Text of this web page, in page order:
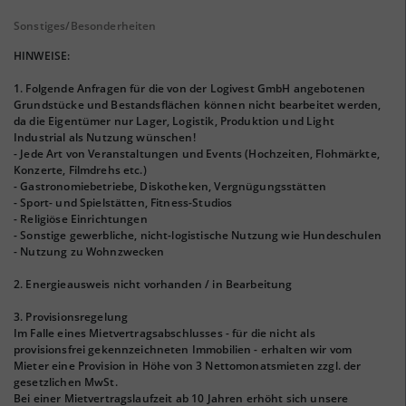
Sonstiges/Besonderheiten
HINWEISE:
1. Folgende Anfragen für die von der Logivest GmbH angebotenen
Grundstücke und Bestandsflächen können nicht bearbeitet werden,
da die Eigentümer nur Lager, Logistik, Produktion und Light
Industrial als Nutzung wünschen!
- Jede Art von Veranstaltungen und Events (Hochzeiten, Flohmärkte,
Konzerte, Filmdrehs etc.)
- Gastronomiebetriebe, Diskotheken, Vergnügungsstätten
- Sport- und Spielstätten, Fitness-Studios
- Religiöse Einrichtungen
- Sonstige gewerbliche, nicht-logistische Nutzung wie Hundeschulen
- Nutzung zu Wohnzwecken
2. Energieausweis nicht vorhanden / in Bearbeitung
3. Provisionsregelung
Im Falle eines Mietvertragsabschlusses - für die nicht als
provisionsfrei gekennzeichneten Immobilien - erhalten wir vom
Mieter eine Provision in Höhe von 3 Nettomonatsmieten zzgl. der
gesetzlichen MwSt.
Bei einer Mietvertragslaufzeit ab 10 Jahren erhöht sich unsere